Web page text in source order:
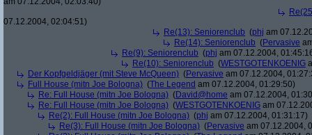
07.12.2004, 02:04:51)
Re(13): Seniorenclub (phj am
Re(14): Seniorenclub (Pervasive
Re(9): Seniorenclub (phj am 07.12.2004,
Re(10): Seniorenclub (WESTGOTENKOENIG
Der Kopfgeldjäger (mit Steve McQueen) (Pervasive am 07.12.2004,
Full House (mitn Joe Bologna) (The Legend am 07.12.2004, 01:29:50)
Re: Full House (mitn Joe Bologna) (David@home am 07.12.2004,
Re: Full House (mitn Joe Bologna) (WESTGOTENKOENIG am
Re(2): Full House (mitn Joe Bologna) (phj am 07.12.2004, 01:31:17)
Re(3): Full House (mitn Joe Bologna) (Pervasive am 07.12.2004,